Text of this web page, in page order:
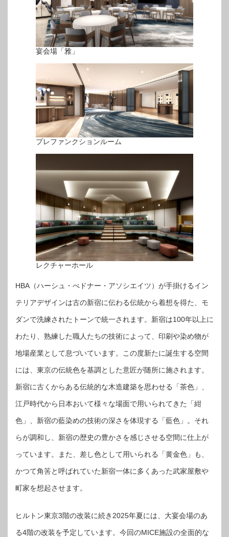
宴会場「雅」
プレファンクションルーム
レクチャーホール
HBA（ハーシュ・べドナー・アソシエイツ）が手掛けるイン
テリアデザインは古の新宿に伝わる伝統から着想を得た、モ
ダンで洗練されたトーンで統一されます。新宿は100年以上に
わたり、熟練した職人たちの技術によって、印刷や染め物が
地場産業として息づいています。この度新たに誕生する空間
には、東京の伝統色を基調とした意匠が随所に施されます。
新宿に古くからある伝統的な木造建築を思わせる「茶色」、
江戸時代から日本おいて様々な場面で用いられてきた「紺
色」、新宿の藍染めの技術の深さを体現する「藍色」。それ
らが調和し、新宿の歴史の豊かさを感じさせる空間に仕上が
っています。また、差し色として用いられる「黄金色」も、
かつて角筈と呼ばれていた新宿一体に多くあった武家屋敷や
町家を想起させます。
ヒルトン東京3階の改装に続き2025年夏には、大宴会場のあ
る4階の改装を予定しています。今回のMICE施設の全面的な